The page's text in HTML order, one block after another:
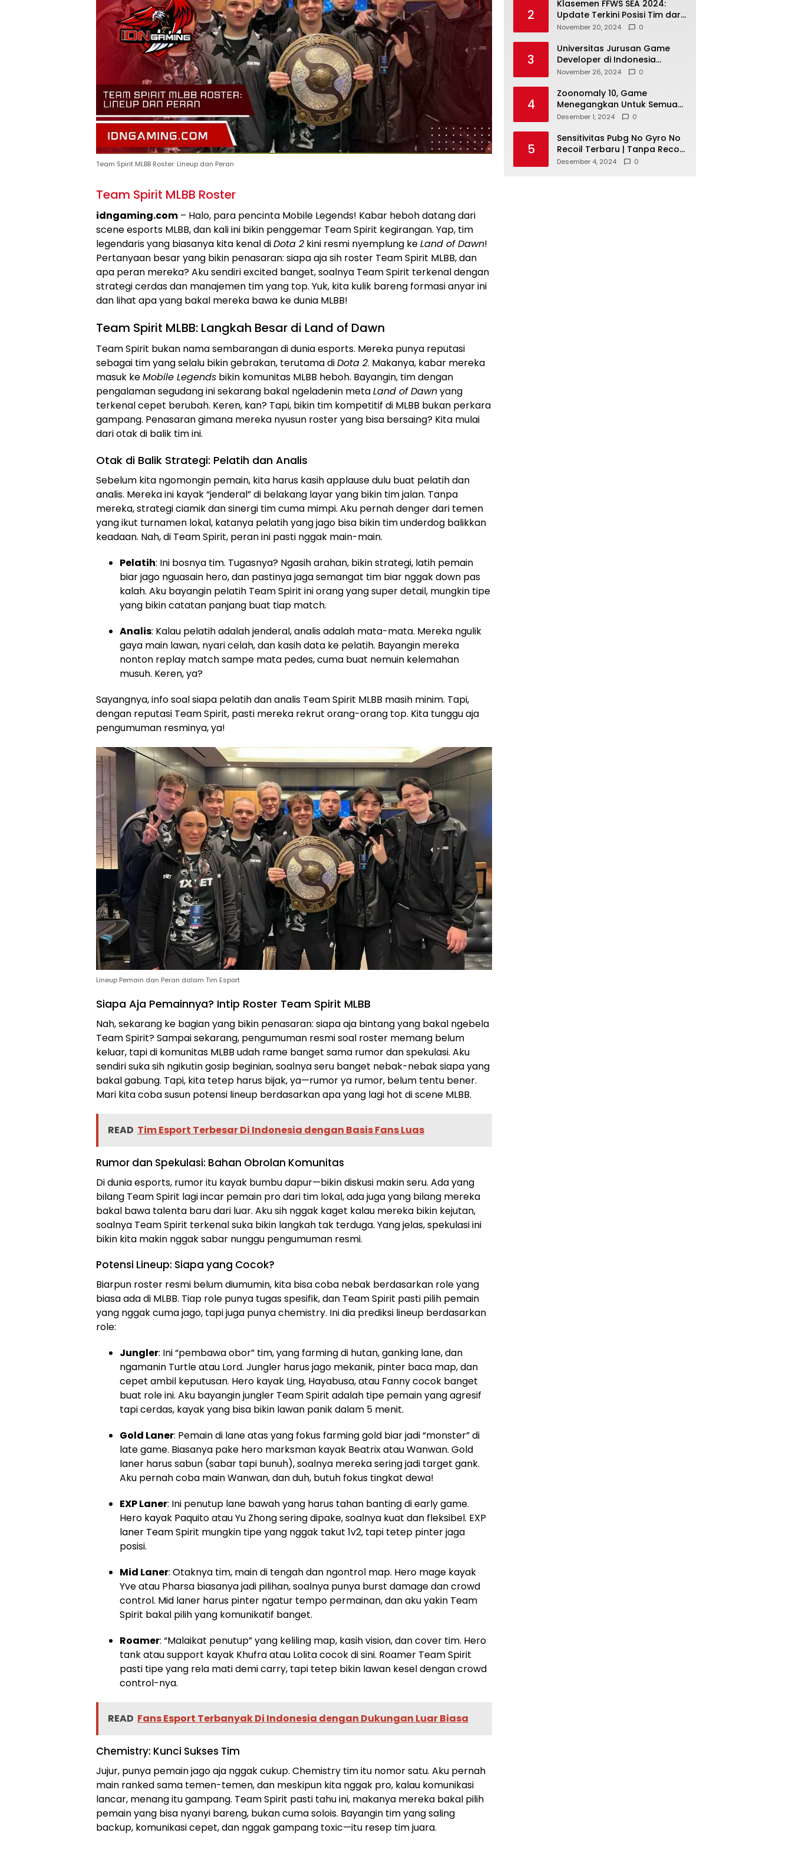
Team Spirit MLBB Roster: Lineup dan Peran
Team Spirit MLBB Roster
idngaming.com – Halo, para pencinta Mobile Legends! Kabar heboh datang dari
scene esports MLBB, dan kali ini bikin penggemar Team Spirit kegirangan. Yap, tim
legendaris yang biasanya kita kenal diDota 2 kini resmi nyemplung keLand of Dawn!
Pertanyaan besar yang bikin penasaran: siapa aja sih roster Team Spirit MLBB, dan
apa peran mereka? Aku sendiri excited banget, soalnya Team Spirit terkenal dengan
strategi cerdas dan manajemen tim yang top. Yuk, kita kulik bareng formasi anyar ini
dan lihat apa yang bakal mereka bawa ke dunia MLBB!
Team Spirit MLBB: Langkah Besar di Land of Dawn
Team Spirit bukan nama sembarangan di dunia esports. Mereka punya reputasi
sebagai tim yang selalu bikin gebrakan, terutama diDota 2. Makanya, kabar mereka
masuk keMobile Legends bikin komunitas MLBB heboh. Bayangin, tim dengan
pengalaman segudang ini sekarang bakal ngeladenin metaLand of Dawnyang
terkenal cepet berubah. Keren, kan? Tapi, bikin tim kompetitif di MLBB bukan perkara
gampang. Penasaran gimana mereka nyusun roster yang bisa bersaing? Kita mulai
dari otak di balik tim ini.
Otak di Balik Strategi: Pelatih dan Analis
Sebelum kita ngomongin pemain, kita harus kasih applause dulu buat pelatih dan
analis. Mereka ini kayak “jenderal” di belakang layar yang bikin tim jalan. Tanpa
mereka, strategi ciamik dan sinergi tim cuma mimpi. Aku pernah denger dari temen
yang ikut turnamen lokal, katanya pelatih yang jago bisa bikin tim underdog balikkan
keadaan. Nah, di Team Spirit, peran ini pasti nggak main-main.
Pelatih: Ini bosnya tim. Tugasnya? Ngasih arahan, bikin strategi, latih pemain
biar jago nguasain hero, dan pastinya jaga semangat tim biar nggak down pas
kalah. Aku bayangin pelatih Team Spirit ini orang yang super detail, mungkin tipe
yang bikin catatan panjang buat tiap match.
Analis: Kalau pelatih adalah jenderal, analis adalah mata-mata. Mereka ngulik
gaya main lawan, nyari celah, dan kasih data ke pelatih. Bayangin mereka
nonton replay match sampe mata pedes, cuma buat nemuin kelemahan
musuh. Keren, ya?
Sayangnya, info soal siapa pelatih dan analis Team Spirit MLBB masih minim. Tapi,
dengan reputasi Team Spirit, pasti mereka rekrut orang-orang top. Kita tunggu aja
pengumuman resminya, ya!
Lineup Pemain dan Peran dalam Tim Esport
Siapa Aja Pemainnya? Intip Roster Team Spirit MLBB
Nah, sekarang ke bagian yang bikin penasaran: siapa aja bintang yang bakal ngebela
Team Spirit? Sampai sekarang, pengumuman resmi soal roster memang belum
keluar, tapi di komunitas MLBB udah rame banget sama rumor dan spekulasi. Aku
sendiri suka sih ngikutin gosip beginian, soalnya seru banget nebak-nebak siapa yang
bakal gabung. Tapi, kita tetep harus bijak, ya—rumor ya rumor, belum tentu bener.
Mari kita coba susun potensi lineup berdasarkan apa yang lagi hot di scene MLBB.
READ Tim Esport Terbesar Di Indonesia dengan Basis Fans Luas
Rumor dan Spekulasi: Bahan Obrolan Komunitas
Di dunia esports, rumor itu kayak bumbu dapur—bikin diskusi makin seru. Ada yang
bilang Team Spirit lagi incar pemain pro dari tim lokal, ada juga yang bilang mereka
bakal bawa talenta baru dari luar. Aku sih nggak kaget kalau mereka bikin kejutan,
soalnya Team Spirit terkenal suka bikin langkah tak terduga. Yang jelas, spekulasi ini
bikin kita makin nggak sabar nunggu pengumuman resmi.
Potensi Lineup: Siapa yang Cocok?
Biarpun roster resmi belum diumumin, kita bisa coba nebak berdasarkan role yang
biasa ada di MLBB. Tiap role punya tugas spesifik, dan Team Spirit pasti pilih pemain
yang nggak cuma jago, tapi juga punya chemistry. Ini dia prediksi lineup berdasarkan
role:
Jungler: Ini “pembawa obor” tim, yang farming di hutan, ganking lane, dan
ngamanin Turtle atau Lord. Jungler harus jago mekanik, pinter baca map, dan
cepet ambil keputusan. Hero kayak Ling, Hayabusa, atau Fanny cocok banget
buat role ini. Aku bayangin jungler Team Spirit adalah tipe pemain yang agresif
tapi cerdas, kayak yang bisa bikin lawan panik dalam 5 menit.
Gold Laner: Pemain di lane atas yang fokus farming gold biar jadi “monster” di
late game. Biasanya pake hero marksman kayak Beatrix atau Wanwan. Gold
laner harus sabun (sabar tapi bunuh), soalnya mereka sering jadi target gank.
Aku pernah coba main Wanwan, dan duh, butuh fokus tingkat dewa!
EXP Laner: Ini penutup lane bawah yang harus tahan banting di early game.
Hero kayak Paquito atau Yu Zhong sering dipake, soalnya kuat dan fleksibel. EXP
laner Team Spirit mungkin tipe yang nggak takut 1v2, tapi tetep pinter jaga
posisi.
Mid Laner: Otaknya tim, main di tengah dan ngontrol map. Hero mage kayak
Yve atau Pharsa biasanya jadi pilihan, soalnya punya burst damage dan crowd
control. Mid laner harus pinter ngatur tempo permainan, dan aku yakin Team
Spirit bakal pilih yang komunikatif banget.
Roamer: “Malaikat penutup” yang keliling map, kasih vision, dan cover tim. Hero
tank atau support kayak Khufra atau Lolita cocok di sini. Roamer Team Spirit
pasti tipe yang rela mati demi carry, tapi tetep bikin lawan kesel dengan crowd
control-nya.
READ Fans Esport Terbanyak Di Indonesia dengan Dukungan Luar Biasa
Chemistry: Kunci Sukses Tim
Jujur, punya pemain jago aja nggak cukup. Chemistry tim itu nomor satu. Aku pernah
main ranked sama temen-temen, dan meskipun kita nggak pro, kalau komunikasi
lancar, menang itu gampang. Team Spirit pasti tahu ini, makanya mereka bakal pilih
pemain yang bisa nyanyi bareng, bukan cuma solois. Bayangin tim yang saling
backup, komunikasi cepet, dan nggak gampang toxic—itu resep tim juara.
2
Klasemen FFWS SEA 2024:
Update Terkini Posisi Tim dari
Asia Tenggara
November 20, 2024 0
3
Universitas Jurusan Game
Developer di Indonesia
dengan Reputasi Baik
November 26, 2024 0
4
Zoonomaly 10, Game
Menegangkan Untuk Semua
Pecinta Horor
Desember 1, 2024 0
5
Sensitivitas Pubg No Gyro No
Recoil Terbaru | Tanpa Recoil
Untuk Headshot Lebih Mudah!
Desember 4, 2024 0